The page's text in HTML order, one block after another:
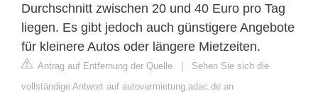
Durchschnitt zwischen 20 und 40 Euro pro Tag
liegen. Es gibt jedoch auch günstigere Angebote
für kleinere Autos oder längere Mietzeiten.
Antrag auf Entfernung der Quelle | Sehen Sie sich die
vollständige Antwort auf autovermietung.adac.de an